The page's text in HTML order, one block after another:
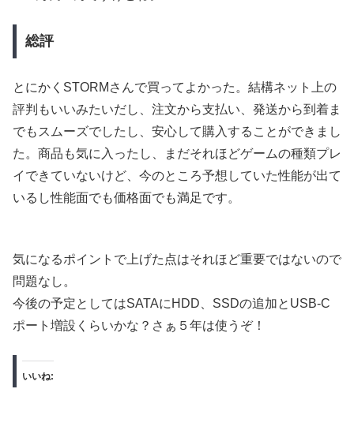
総評
とにかくSTORMさんで買ってよかった。結構ネット上の
評判もいいみたいだし、注文から支払い、発送から到着ま
でもスムーズでしたし、安心して購入することができまし
た。商品も気に入ったし、まだそれほどゲームの種類プレ
イできていないけど、今のところ予想していた性能が出て
いるし性能面でも価格面でも満足です。
気になるポイントで上げた点はそれほど重要ではないので
問題なし。
今後の予定としてはSATAにHDD、SSDの追加とUSB-C
ポート増設くらいかな？さぁ５年は使うぞ！
いいね: